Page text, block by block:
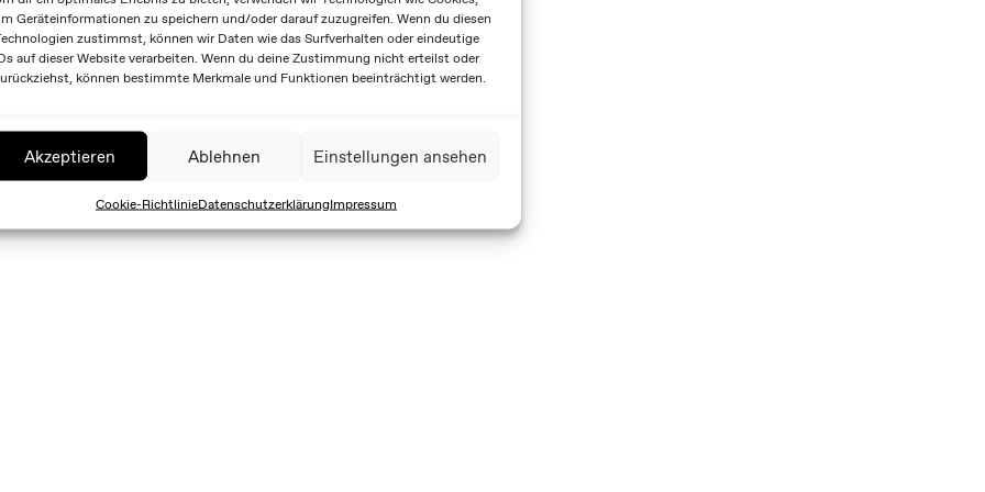
Geräteinformationen zu speichern und/oder darauf zuzugreifen. Wenn du diesen
zustimmst, können wir Daten wie das Surfverhalten oder eindeutige
auf dieser Website verarbeiten. Wenn du deine Zustimmung nicht erteilst oder
können bestimmte Merkmale und Funktionen beeinträchtigt werden.
Akzeptieren Ablehnen Einstellungen ansehen
Cookie-RichtlinieDatenschutzerklärungImpressum